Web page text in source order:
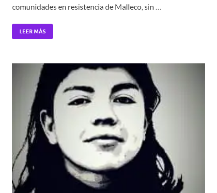
comunidades en resistencia de Malleco, sin …
LEER MÁS